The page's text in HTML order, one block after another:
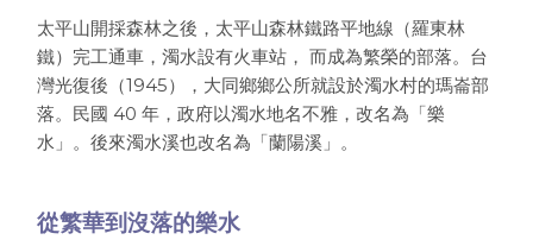
太平山開採森林之後，太平山森林鐵路平地線（羅東林
鐵）完工通車，濁水設有火車站， 而成為繁榮的部落。台
灣光復後（1945），大同鄉鄉公所就設於濁水村的瑪崙部
落。民國 40年，政府以濁水地名不雅，改名為「樂
水」。後來濁水溪也改名為「蘭陽溪」。
從繁華到沒落的樂水